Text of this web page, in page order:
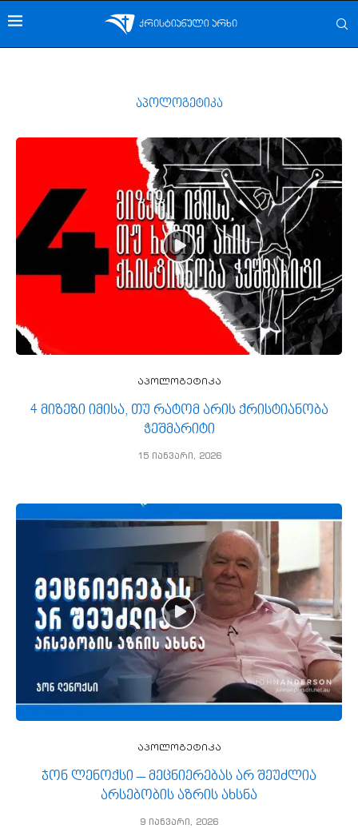
აპოლოგეტიკა
აპოლოგეტიკა
4 მიზეზი იმისა, თუ რატომ არის ქრისტიანობა
ჭეშმარიტი
15 იანვარი, 2026
აპოლოგეტიკა
ჯონ ლენოქსი – მეცნიერებას არ შეუძლია
არსებობის აზრის ახსნა
9 იანვარი, 2026